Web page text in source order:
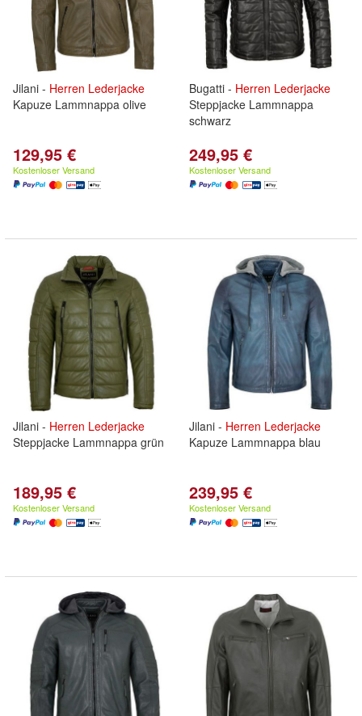
Jilani - Herren Lederjacke
Kapuze Lammnappa olive
129,95 €
Kostenloser Versand
Bugatti - Herren Lederjacke
Steppjacke Lammnappa
schwarz
249,95 €
Kostenloser Versand
Jilani - Herren Lederjacke
Steppjacke Lammnappa grün
189,95 €
Kostenloser Versand
Jilani - Herren Lederjacke
Kapuze Lammnappa blau
239,95 €
Kostenloser Versand